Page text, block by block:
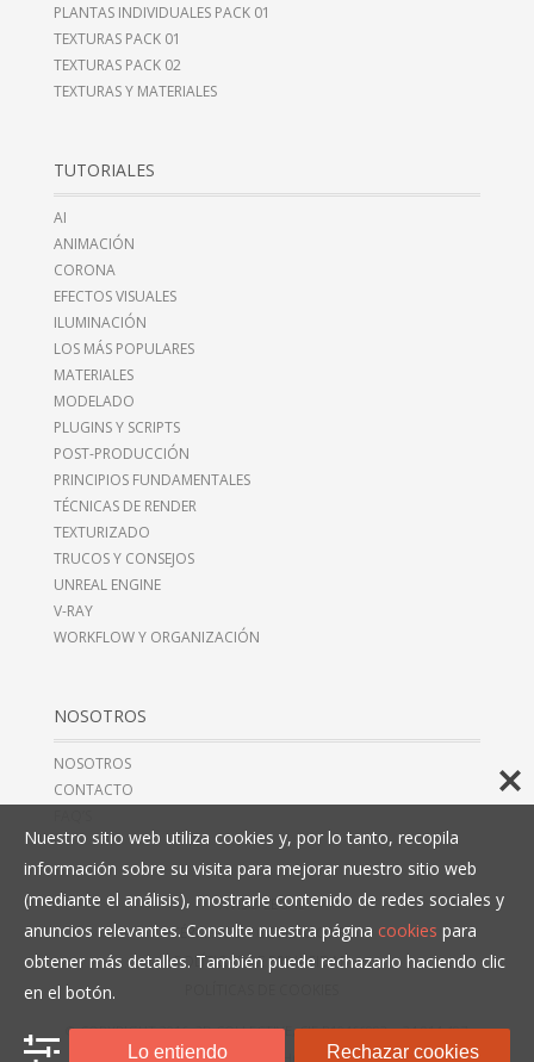
PLANTAS INDIVIDUALES PACK 01
TEXTURAS PACK 01
TEXTURAS PACK 02
TEXTURAS Y MATERIALES
TUTORIALES
AI
ANIMACIÓN
CORONA
EFECTOS VISUALES
ILUMINACIÓN
LOS MÁS POPULARES
MATERIALES
MODELADO
PLUGINS Y SCRIPTS
POST-PRODUCCIÓN
PRINCIPIOS FUNDAMENTALES
TÉCNICAS DE RENDER
TEXTURIZADO
TRUCOS Y CONSEJOS
UNREAL ENGINE
V-RAY
WORKFLOW Y ORGANIZACIÓN
NOSOTROS
NOSOTROS
CONTACTO
AVISO LEGAL
TÉRMINOS Y CONDICIONES
POLÍTICAS DE PRIVACIDAD
© COPYRIGHT 2016, 3D COLLECTIVE, CIF B10466993,+34 914 497
279. TODOS LOS DERECHOS RESERVADOS.
Nuestro sitio web utiliza cookies y, por lo tanto, recopila
información sobre su visita para mejorar nuestro sitio web
(mediante el análisis), mostrarle contenido de redes sociales y
anuncios relevantes. Consulte nuestra página cookies para
obtener más detalles. También puede rechazarlo haciendo clic
en el botón.
Lo entiendo Rechazar cookies